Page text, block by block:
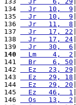
134
  Jr   10,  9
135
  Jr   10,  9
136
  Jr   11,  8
137
  Jr   17, 22
138
  Jr   17, 24
139
  Jr   30,  6
140
  Lm    4,  2
141
  Br    6, 50
142
  Ez   23, 29
143
  Ez   29, 18
144
  Ez   29, 20
145
  Ez   46,  1
146
  Os   13,  2